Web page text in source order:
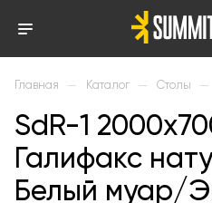
Главная — Каталог — Столы —
SdR-1
Галифакс
Белый муар/